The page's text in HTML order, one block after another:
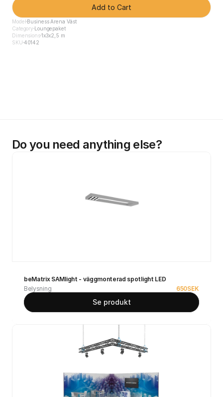
Add to Cart
Model Business Arena Väst
Category Loungepaket
Dimensions1x3x2,5 m
SKU 40142
Do you need anything else?
beMatrix SAMlight - väggmonterad spotlight LED
Belysning
650SEK
Se produkt